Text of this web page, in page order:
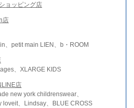
ョッピング店
店
、petit main LIEN、b・ROOM
、XLARGE KIDS
店
new york childrenswear、
loveit、Lindsay、BLUE CROSS